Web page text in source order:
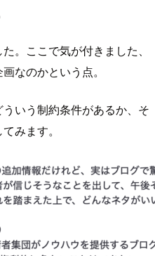
。ここで気が付きました、
なのかという点。
いう制約条件があるか、そ
みます。